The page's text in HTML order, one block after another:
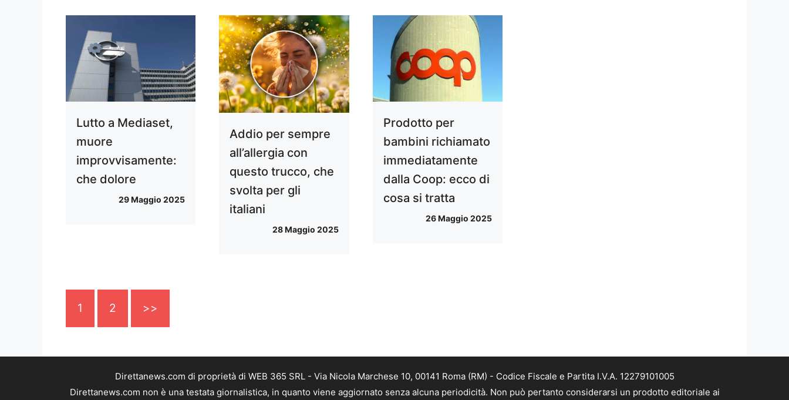
Lutto a Mediaset,
muore
improvvisamente:
che dolore
29 Maggio 2025
Addio per sempre
all’allergia con
questo trucco, che
svolta per gli
italiani
28 Maggio 2025
Prodotto per
bambini richiamato
immediatamente
dalla Coop: ecco di
cosa si tratta
26 Maggio 2025
1 2 >>
Direttanews.com di proprietà di WEB 365 SRL - Via Nicola Marchese 10, 00141 Roma (RM) - Codice Fiscale e Partita I.V.A. 12279101005
Direttanews.com non è una testata giornalistica, in quanto viene aggiornato senza alcuna periodicità. Non può pertanto considerarsi un prodotto editoriale ai